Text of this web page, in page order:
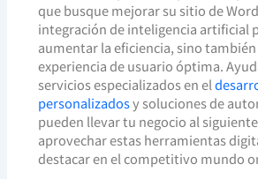
que busque mejorar su sitio de
integración de inteligencia artificial
aumentar la eficiencia, sino
experiencia de usuario óptima.
servicios especializados en el
personalizadosy soluciones de
pueden llevar tu negocio al
aprovechar estas herramientas
destacar en el competitivo mundo